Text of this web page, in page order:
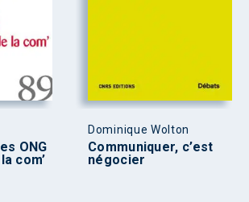
ONG
com’
Dominique Wolton
Communiquer, c’est
négocier